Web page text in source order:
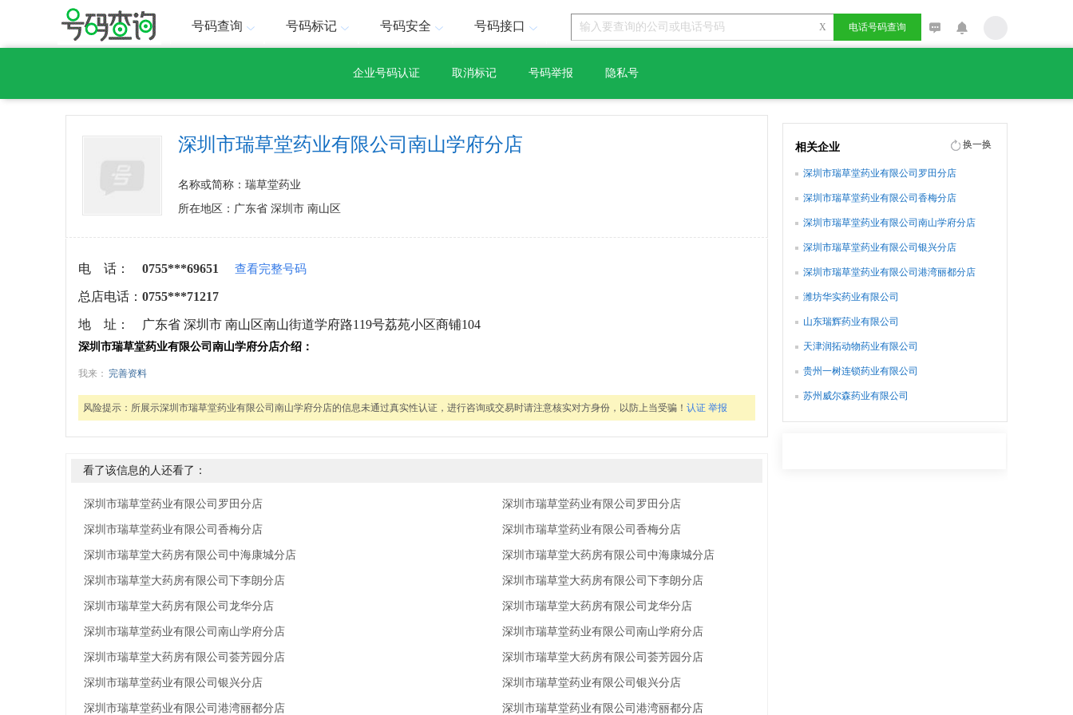
号码查询 号码标记 号码安全 号码接口 X 电话号码查询
企业号码认证 取消标记 号码举报 隐私号
深圳市瑞草堂药业有限公司南山学府分店
名称或简称：瑞草堂药业
所在地区：广东省 深圳市 南山区
电 话： 0755***69651 查看完整号码
总店电话： 0755***71217
地 址： 广东省 深圳市 南山区南山街道学府路119号荔苑小区商铺104
深圳市瑞草堂药业有限公司南山学府分店介绍：
我来： 完善资料
风险提示： 所展示深圳市瑞草堂药业有限公司南山学府分店的信息未通过真实性认证，进行咨询或交易时请注意核实对方身份，以防上当受骗！ 认证 举报
看了该信息的人还看了：
深圳市瑞草堂药业有限公司罗田分店
深圳市瑞草堂药业有限公司香梅分店
深圳市瑞草堂大药房有限公司中海康城分店
深圳市瑞草堂大药房有限公司下李朗分店
深圳市瑞草堂大药房有限公司龙华分店
深圳市瑞草堂药业有限公司南山学府分店
深圳市瑞草堂大药房有限公司荟芳园分店
深圳市瑞草堂药业有限公司银兴分店
深圳市瑞草堂药业有限公司港湾丽都分店
深圳市瑞草堂药业有限公司罗田分店
深圳市瑞草堂药业有限公司香梅分店
深圳市瑞草堂大药房有限公司中海康城分店
深圳市瑞草堂大药房有限公司下李朗分店
深圳市瑞草堂大药房有限公司龙华分店
深圳市瑞草堂药业有限公司南山学府分店
深圳市瑞草堂大药房有限公司荟芳园分店
深圳市瑞草堂药业有限公司银兴分店
深圳市瑞草堂药业有限公司港湾丽都分店
相关企业 换一换
深圳市瑞草堂药业有限公司罗田分店
深圳市瑞草堂药业有限公司香梅分店
深圳市瑞草堂药业有限公司南山学府分店
深圳市瑞草堂药业有限公司银兴分店
深圳市瑞草堂药业有限公司港湾丽都分店
潍坊华实药业有限公司
山东瑞辉药业有限公司
天津润拓动物药业有限公司
贵州一树连锁药业有限公司
苏州威尔森药业有限公司